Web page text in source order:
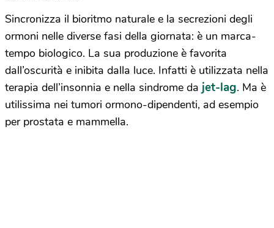
Sincronizza il bioritmo naturale e la secrezioni degli
ormoni nelle diverse fasi della giornata: è un marca-
tempo biologico. La sua produzione è favorita
dall’oscurità e inibita dalla luce. Infatti è utilizzata nella
terapia dell’insonnia e nella sindrome da jet-lag. Ma è
utilissima nei tumori ormono-dipendenti, ad esempio
per prostata e mammella.